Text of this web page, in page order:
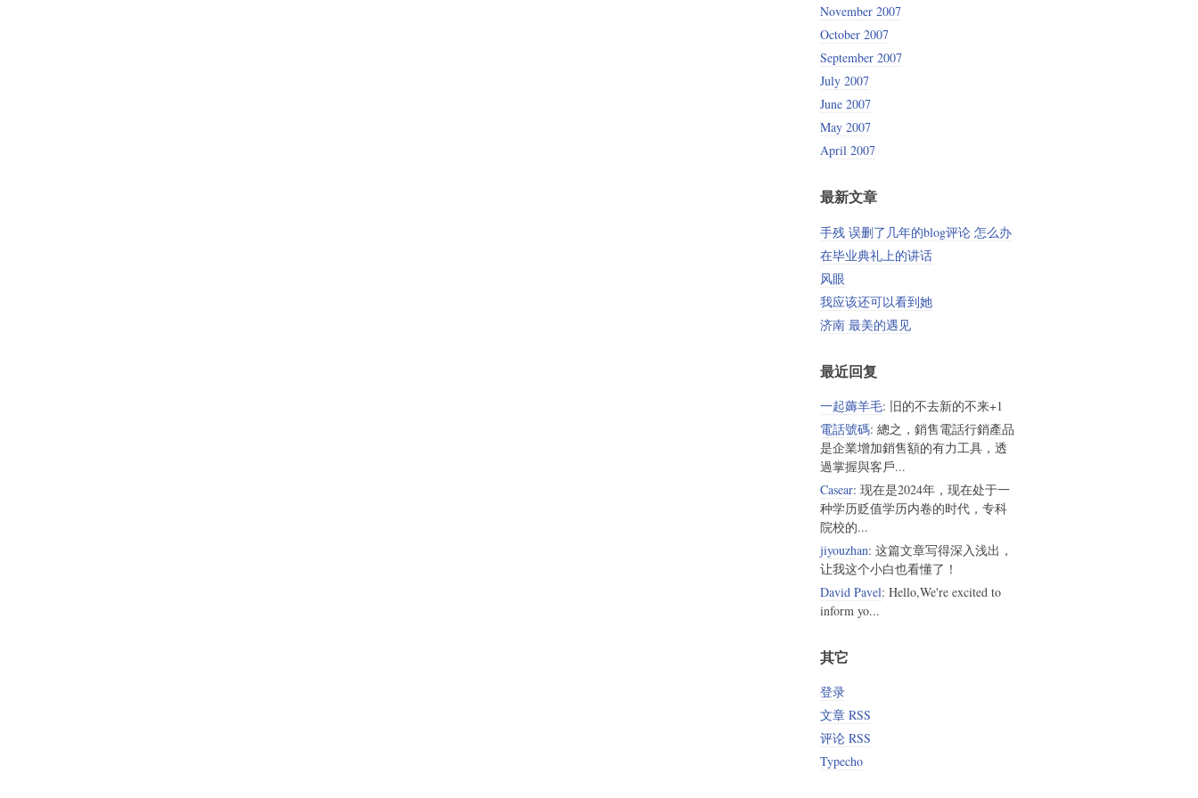
November 2007
October 2007
September 2007
July 2007
June 2007
May 2007
April 2007
最新文章
手残 误删了几年的blog评论 怎么办
在毕业典礼上的讲话
风眼
我应该还可以看到她
济南 最美的遇见
最近回复
一起薅羊毛: 旧的不去新的不来+1
電話號碼: 總之，銷售電話行銷產品
是企業增加銷售額的有力工具，透
過掌握與客戶...
Casear: 现在是2024年，现在处于一
种学历贬值学历内卷的时代，专科
院校的...
jiyouzhan: 这篇文章写得深入浅出，
让我这个小白也看懂了！
David Pavel: Hello,We're excited to
inform yo...
其它
登录
文章 RSS
评论 RSS
Typecho